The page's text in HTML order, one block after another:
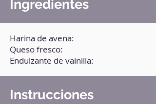
Ingredientes
Harina de avena:
Queso fresco:
Endulzante de vainilla:
Instrucciones